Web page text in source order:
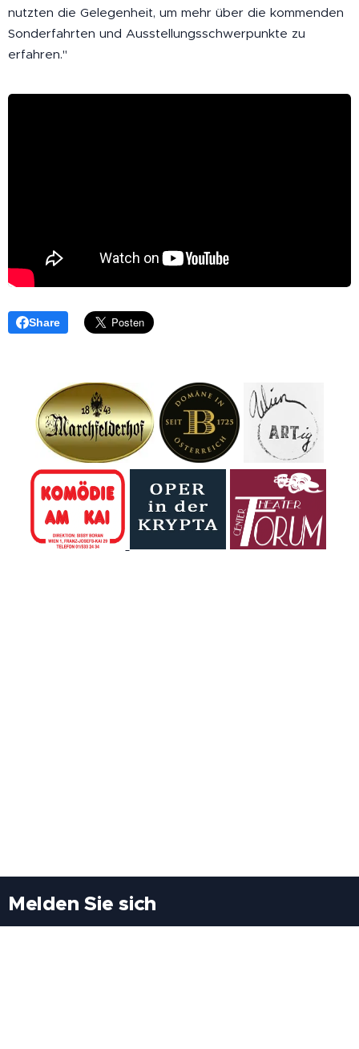
nutzten die Gelegenheit, um mehr über die kommenden
Sonderfahrten und Ausstellungsschwerpunkte zu
erfahren."
Share
Melden Sie sich